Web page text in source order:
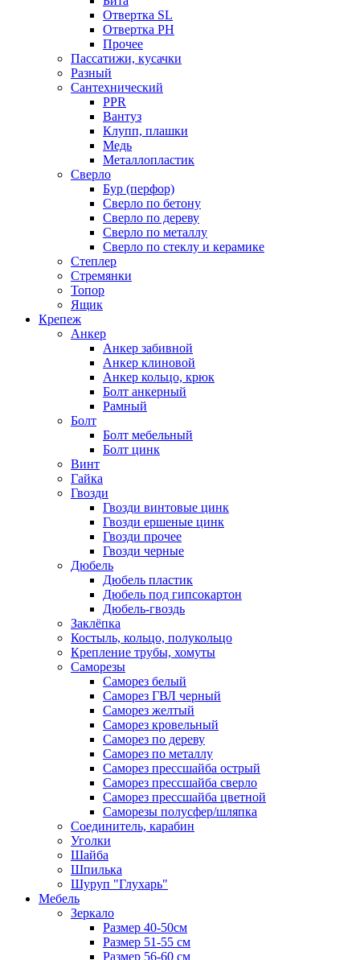
Отвертка SL
Отвертка РН
Прочее
Пассатижи, кусачки
Разный
Сантехнический
PPR
Вантуз
Клупп, плашки
Медь
Металлопластик
Сверло
Бур (перфор)
Сверло по бетону
Сверло по дереву
Сверло по металлу
Сверло по стеклу и керамике
Степлер
Стремянки
Топор
Ящик
Крепеж
Анкер
Анкер забивной
Анкер клиновой
Анкер кольцо, крюк
Болт анкерный
Рамный
Болт
Болт мебельный
Болт цинк
Винт
Гайка
Гвозди
Гвозди винтовые цинк
Гвозди ершеные цинк
Гвозди прочее
Гвозди черные
Дюбель
Дюбель пластик
Дюбель под гипсокартон
Дюбель-гвоздь
Заклёпка
Костыль, кольцо, полукольцо
Крепление трубы, хомуты
Саморезы
Саморез белый
Саморез ГВЛ черный
Саморез желтый
Саморез кровельный
Саморез по дереву
Саморез по металлу
Саморез прессшайба острый
Саморез прессшайба сверло
Саморез прессшайба цветной
Саморезы полусфер/шляпка
Соединитель, карабин
Уголки
Шайба
Шпилька
Шуруп "Глухарь"
Мебель
Зеркало
Размер 40-50см
Размер 51-55 см
Размер 56-60 см